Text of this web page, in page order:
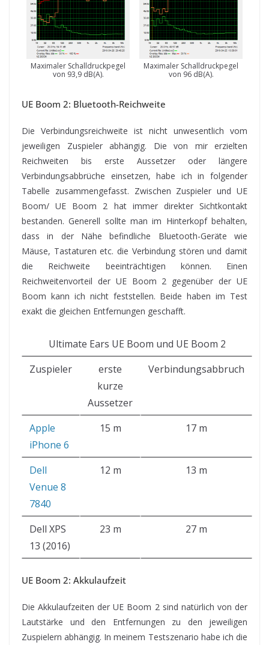
Maximaler Schalldruckpegel
von 93,9 dB(A).
Maximaler Schalldruckpegel
von 96 dB(A).
UE Boom 2: Bluetooth-Reichweite
Die Verbindungsreichweite ist nicht unwesentlich vom
jeweiligen Zuspieler abhängig. Die von mir erzielten
Reichweiten bis erste Aussetzer oder längere
Verbindungsabbrüche einsetzen, habe ich in folgender
Tabelle zusammengefasst. Zwischen Zuspieler und UE
Boom/ UE Boom 2 hat immer direkter Sichtkontakt
bestanden. Generell sollte man im Hinterkopf behalten,
dass in der Nähe befindliche Bluetooth-Geräte wie
Mäuse, Tastaturen etc. die Verbindung stören und damit
die Reichweite beeinträchtigen können. Einen
Reichweitenvorteil der UE Boom 2 gegenüber der UE
Boom kann ich nicht feststellen. Beide haben im Test
exakt die gleichen Entfernungen geschafft.
Ultimate Ears UE Boom und UE Boom 2
Zuspieler
erste
kurze
Aussetzer
Verbindungsabbruch
Apple
iPhone 6
15 m 17 m
Dell
Venue 8
7840
12 m 13 m
Dell XPS
13 (2016)
23 m 27 m
UE Boom 2: Akkulaufzeit
Die Akkulaufzeiten der UE Boom 2 sind natürlich von der
Lautstärke und den Entfernungen zu den jeweiligen
Zuspielern abhängig. In meinem Testszenario habe ich die